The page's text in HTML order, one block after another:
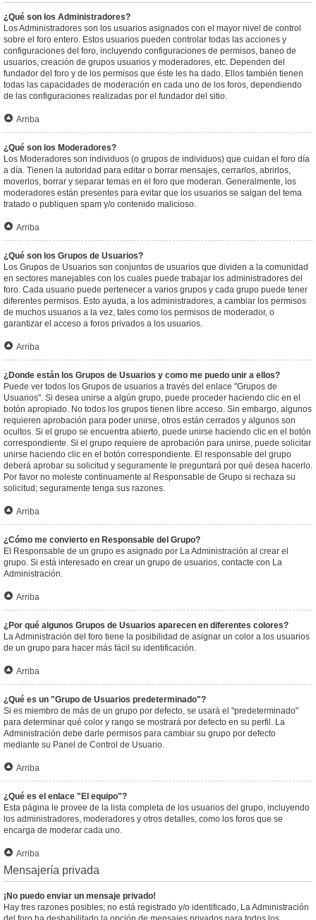
¿Qué son los Administradores?
Los Administradores son los usuarios asignados con el mayor nivel de control
sobre el foro entero. Estos usuarios pueden controlar todas las acciones y
configuraciones del foro, incluyendo configuraciones de permisos, baneo de
usuarios, creación de grupos usuarios y moderadores, etc. Dependen del
fundador del foro y de los permisos que éste les ha dado. Ellos también tienen
todas las capacidades de moderación en cada uno de los foros, dependiendo
de las configuraciones realizadas por el fundador del sitio.
Arriba
¿Qué son los Moderadores?
Los Moderadores son individuos (o grupos de individuos) que cuidan el foro día
a día. Tienen la autoridad para editar o borrar mensajes, cerrarlos, abrirlos,
moverlos, borrar y separar temas en el foro que moderan. Generalmente, los
moderadores están presentes para evitar que los usuarios se salgan del tema
tratado o publiquen spam y/o contenido malicioso.
Arriba
¿Qué son los Grupos de Usuarios?
Los Grupos de Usuarios son conjuntos de usuarios que dividen a la comunidad
en sectores manejables con los cuales puede trabajar los administradores del
foro. Cada usuario puede pertenecer a varios grupos y cada grupo puede tener
diferentes permisos. Esto ayuda, a los administradores, a cambiar los permisos
de muchos usuarios a la vez, tales como los permisos de moderador, o
garantizar el acceso a foros privados a los usuarios.
Arriba
¿Donde están los Grupos de Usuarios y como me puedo unir a ellos?
Puede ver todos los Grupos de usuarios a través del enlace "Grupos de
Usuarios". Si desea unirse a algún grupo, puede proceder haciendo clic en el
botón apropiado. No todos los grupos tienen libre acceso. Sin embargo, algunos
requieren aprobación para poder unirse, otros están cerrados y algunos son
ocultos. Si el grupo se encuentra abierto, puede unirse haciendo clic en el botón
correspondiente. Si el grupo requiere de aprobación para unirse, puede solicitar
unirse haciendo clic en el botón correspondiente. El responsable del grupo
deberá aprobar su solicitud y seguramente le preguntará por qué desea hacerlo.
Por favor no moleste continuamente al Responsable de Grupo si rechaza su
solicitud; seguramente tenga sus razones.
Arriba
¿Cómo me convierto en Responsable del Grupo?
El Responsable de un grupo es asignado por La Administración al crear el
grupo. Si está interesado en crear un grupo de usuarios, contacte con La
Administración.
Arriba
¿Por qué algunos Grupos de Usuarios aparecen en diferentes colores?
La Administración del foro tiene la posibilidad de asignar un color a los usuarios
de un grupo para hacer más fácil su identificación.
Arriba
¿Qué es un "Grupo de Usuarios predeterminado"?
Si es miembro de más de un grupo por defecto, se usará el "predeterminado"
para determinar qué color y rango se mostrará por defecto en su perfil. La
Administración debe darle permisos para cambiar su grupo por defecto
mediante su Panel de Control de Usuario.
Arriba
¿Qué es el enlace "El equipo"?
Esta página le provee de la lista completa de los usuarios del grupo, incluyendo
los administradores, moderadores y otros detalles, como los foros que se
encarga de moderar cada uno.
Arriba
Mensajería privada
¡No puedo enviar un mensaje privado!
Hay tres razones posibles; no está registrado y/o identificado, La Administración